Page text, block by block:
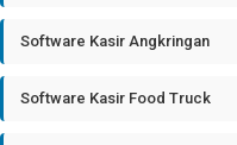
Software Kasir Angkringan
Software Kasir Food Truck